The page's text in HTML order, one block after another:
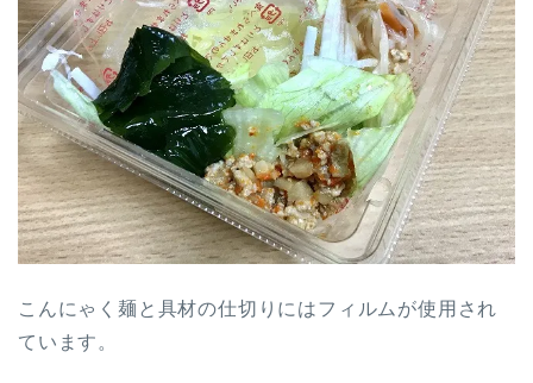
こんにゃく麺と具材の仕切りにはフィルムが使用され
ています。